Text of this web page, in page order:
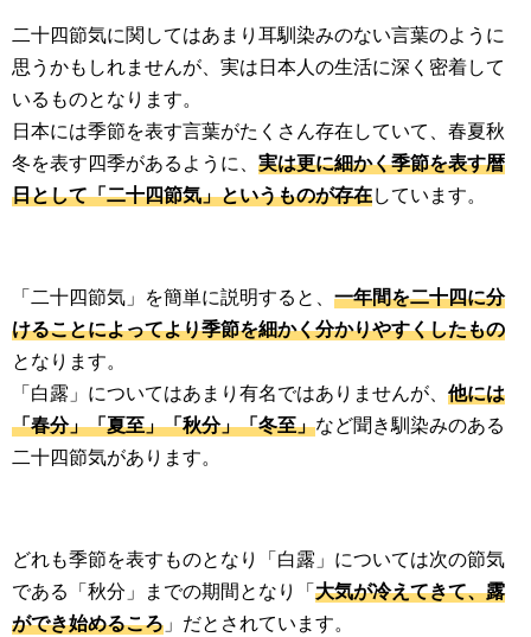
二十四節気に関してはあまり耳馴染みのない言葉のように
思うかもしれませんが、実は日本人の生活に深く密着して
いるものとなります。
日本には季節を表す言葉がたくさん存在していて、春夏秋
冬を表す四季があるように、 実は更に細かく季節を表す暦
日として「二十四節気」というものが存在しています。
「二十四節気」を簡単に説明すると、 一年間を二十四に分
けることによってより季節を細かく分かりやすくしたもの
となります。
「白露」についてはあまり有名ではありませんが、 他には
「春分」「夏至」「秋分」「冬至」など聞き馴染みのある
二十四節気があります。
どれも季節を表すものとなり「白露」については次の節気
である「秋分」までの期間となり「大気が冷えてきて、露
ができ始めるころ 」だとされています。